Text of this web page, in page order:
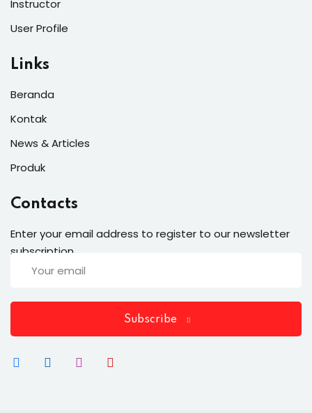
Instructor
User Profile
Links
Beranda
Kontak
News & Articles
Produk
Contacts
Enter your email address to register to our newsletter
subscription
Subscribe